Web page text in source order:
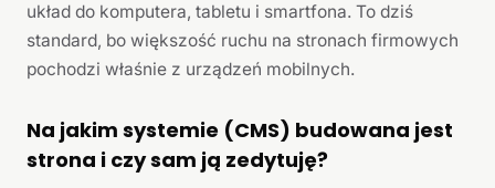
układ do komputera, tabletu i smartfona. To dziś
standard, bo większość ruchu na stronach firmowych
pochodzi właśnie z urządzeń mobilnych.
Na jakim systemie (CMS) budowana jest
strona i czy sam ją zedytuję?